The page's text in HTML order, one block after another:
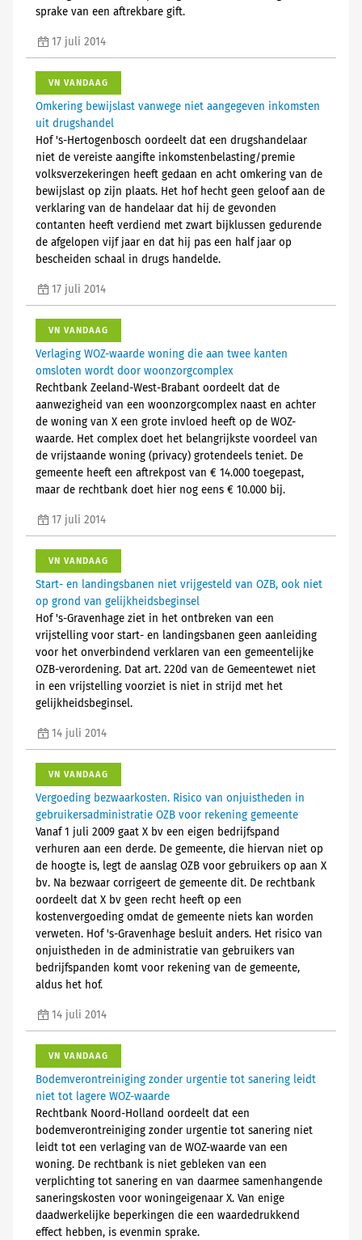
sprake van een aftrekbare gift.
17 juli 2014
VN VANDAAG
Omkering bewijslast vanwege niet aangegeven inkomsten
uit drugshandel
Hof 's-Hertogenbosch oordeelt dat een drugshandelaar
niet de vereiste aangifte inkomstenbelasting/premie
volksverzekeringen heeft gedaan en acht omkering van de
bewijslast op zijn plaats. Het hof hecht geen geloof aan de
verklaring van de handelaar dat hij de gevonden
contanten heeft verdiend met zwart bijklussen gedurende
de afgelopen vijf jaar en dat hij pas een half jaar op
bescheiden schaal in drugs handelde.
17 juli 2014
VN VANDAAG
Verlaging WOZ-waarde woning die aan twee kanten
omsloten wordt door woonzorgcomplex
Rechtbank Zeeland-West-Brabant oordeelt dat de
aanwezigheid van een woonzorgcomplex naast en achter
de woning van X een grote invloed heeft op de WOZ-
waarde. Het complex doet het belangrijkste voordeel van
de vrijstaande woning (privacy) grotendeels teniet. De
gemeente heeft een aftrekpost van € 14.000 toegepast,
maar de rechtbank doet hier nog eens € 10.000 bij.
17 juli 2014
VN VANDAAG
Start- en landingsbanen niet vrijgesteld van OZB, ook niet
op grond van gelijkheidsbeginsel
Hof 's-Gravenhage ziet in het ontbreken van een
vrijstelling voor start- en landingsbanen geen aanleiding
voor het onverbindend verklaren van een gemeentelijke
OZB-verordening. Dat art. 220d van de Gemeentewet niet
in een vrijstelling voorziet is niet in strijd met het
gelijkheidsbeginsel.
14 juli 2014
VN VANDAAG
Vergoeding bezwaarkosten. Risico van onjuistheden in
gebruikersadministratie OZB voor rekening gemeente
Vanaf 1 juli 2009 gaat X bv een eigen bedrijfspand
verhuren aan een derde. De gemeente, die hiervan niet op
de hoogte is, legt de aanslag OZB voor gebruikers op aan X
bv. Na bezwaar corrigeert de gemeente dit. De rechtbank
oordeelt dat X bv geen recht heeft op een
kostenvergoeding omdat de gemeente niets kan worden
verweten. Hof 's-Gravenhage besluit anders. Het risico van
onjuistheden in de administratie van gebruikers van
bedrijfspanden komt voor rekening van de gemeente,
aldus het hof.
14 juli 2014
VN VANDAAG
Bodemverontreiniging zonder urgentie tot sanering leidt
niet tot lagere WOZ-waarde
Rechtbank Noord-Holland oordeelt dat een
bodemverontreiniging zonder urgentie tot sanering niet
leidt tot een verlaging van de WOZ-waarde van een
woning. De rechtbank is niet gebleken van een
verplichting tot sanering en van daarmee samenhangende
saneringskosten voor woningeigenaar X. Van enige
daadwerkelijke beperkingen die een waardedrukkend
effect hebben, is evenmin sprake.